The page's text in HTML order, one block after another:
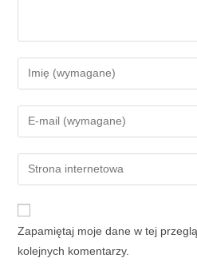
Zapamiętaj moje dane w tej
kolejnych komentarzy.